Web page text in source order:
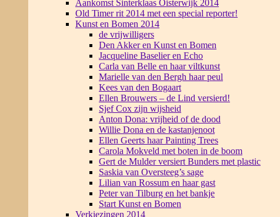
Aankomst Sinterklaas Oisterwijk 2014
Old Timer rit 2014 met een special reporter!
Kunst en Bomen 2014
de vrijwilligers
Den Akker en Kunst en Bomen
Jacqueline Baselier en Echo
Carla van Belle en haar viltkunst
Marielle van den Bergh haar peul
Kees van den Bogaart
Ellen Brouwers – de Lind versierd!
Sjef Cox zijn wijsheid
Anton Dona: vrijheid of de dood
Willie Dona en de kastanjenoot
Ellen Geerts haar Painting Trees
Carola Mokveld met boten in de boom
Gert de Mulder versiert Bunders met plastic
Saskia van Oversteeg’s sage
Lilian van Rossum en haar gast
Peter van Tilburg en het bankje
Start Kunst en Bomen
Verkiezingen 2014